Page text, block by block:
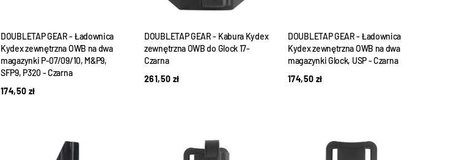
DOUBLETAP GEAR - Ładownica
Kydex zewnętrzna OWB na dwa
magazynki P-07/09/10, M&P9,
SFP9, P320 - Czarna
174,50 zł
DOUBLETAP GEAR - Kabura Kydex
zewnętrzna OWB do Glock 17-
Czarna
261,50 zł
DOUBLETAP GEAR - Ładownica
Kydex zewnętrzna OWB na dwa
magazynki Glock, USP - Czarna
174,50 zł